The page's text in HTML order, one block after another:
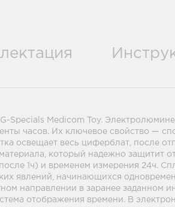
Specials Medicom Toy.
часов. Их ключевое свойство —
освещает весь циферблат, после
который надежно защитит
1ч) и временем измерения 24ч.
явлений, начинающихся
направлении в заранее заданном
отображения времени. В